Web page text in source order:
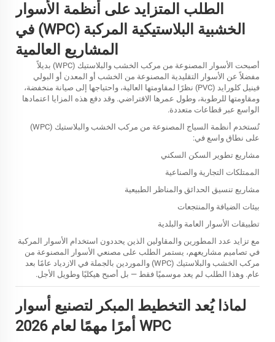
الطلب المتزايد على أنظمة الأسوار
الخشبية البلاستيكية المركبة (WPC) في
المشاريع العالمية
أصبحت الأسوار المصنوعة من مركب الخشب والبلاستيك (WPC) بديلاً
مفضلاً عن الأسوار التقليدية المصنوعة من الخشب أو المعدن أو البولي
فينيل كلورايد (PVC) نظرًا لمقاومتها العالية، واحتياجها إلى صيانة منخفضة،
ومقاومتها للرطوبة، وطول عمرها الافتراضي. وقد دفع هذه المزايا اعتمادها
الواسع عبر قطاعات متعددة.
تُستخدم أنظمة السياج المصنوعة من مركب الخشب والبلاستيك (WPC)
على نطاق واسع في:
مشاريع تطوير السكن السكني
الممتلكات التجارية والصناعية
مشاريع تنسيق الحدائق والمناظر الطبيعية
بيئات الضيافة والمنتجعات
تطبيقات الأسوار العامة والبلدية
مع تزايد عدد المطورين والمقاولين الذين يحددون استخدام الأسوار المركبة
في تصاميم مشاريعهم، يستمر الطلب على مصنعي الأسوار المصنوعة من
مركب الخشب والبلاستيك (WPC) والموردين بالجملة في الازدياد عامًا بعد
عام. وهذا الطلب لم يعد موسميًا فقط — بل أصبح هيكليًا وطويل الأجل.
لماذا يُعد التخطيط المبكر لتصنيع أسوار
WPC أمرًا مهمًا لعام 2026